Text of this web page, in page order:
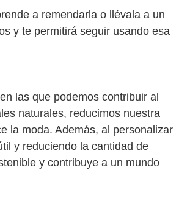
a remendarla o llévala a un
y te permitirá seguir usando esa
las que podemos contribuir al
naturales, reducimos nuestra
la moda. Además, al personalizar
y reduciendo la cantidad de
y contribuye a un mundo